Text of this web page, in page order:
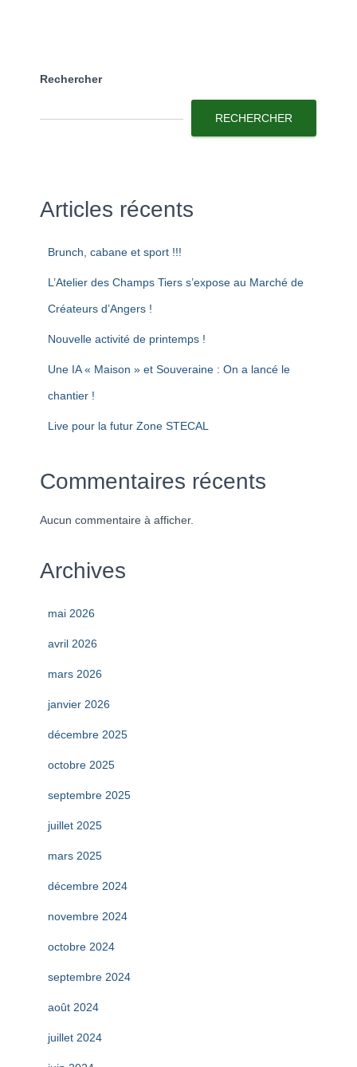
Rechercher
RECHERCHER
Articles récents
Brunch, cabane et sport !!!
L’Atelier des Champs Tiers s’expose au Marché de
Créateurs d’Angers !
Nouvelle activité de printemps !
Une IA « Maison » et Souveraine : On a lancé le
chantier !
Live pour la futur Zone STECAL
Commentaires récents
Aucun commentaire à afficher.
Archives
mai 2026
avril 2026
mars 2026
janvier 2026
décembre 2025
octobre 2025
septembre 2025
juillet 2025
mars 2025
décembre 2024
novembre 2024
octobre 2024
septembre 2024
août 2024
juillet 2024